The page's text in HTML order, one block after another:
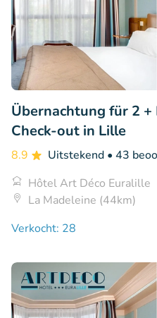
Übernachtung für 2 +
Check-out in Lille
8.9 Uitstekend • 43
Hôtel Art Déco Euralille
La Madeleine (44km)
Verkocht: 28